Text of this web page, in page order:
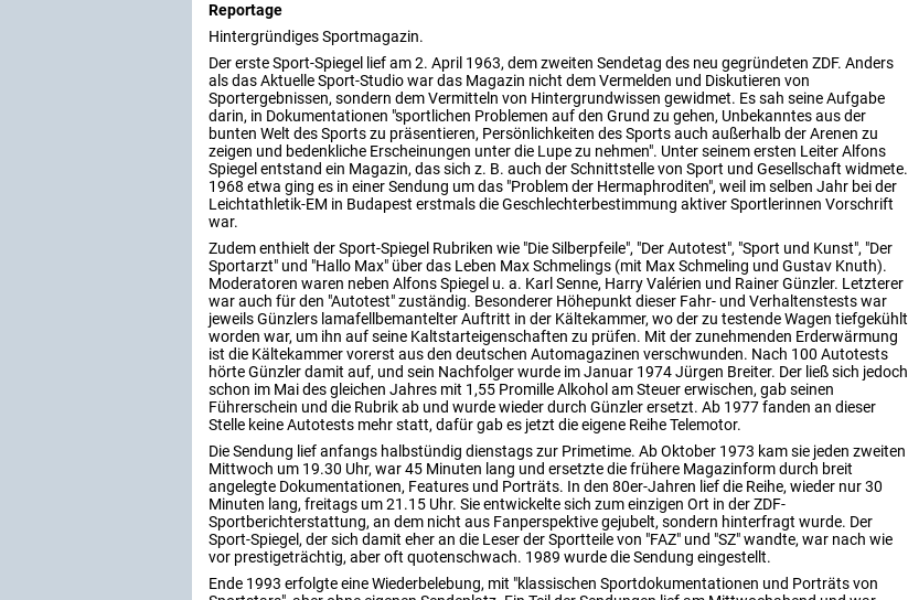
Reportage
Hintergründiges Sportmagazin.
Der erste Sport-Spiegel lief am 2. April 1963, dem zweiten Sendetag des neu gegründeten ZDF. Anders
als das Aktuelle Sport-Studio war das Magazin nicht dem Vermelden und Diskutieren von
Sportergebnissen, sondern dem Vermitteln von Hintergrundwissen gewidmet. Es sah seine Aufgabe
darin, in Dokumentationen "sportlichen Problemen auf den Grund zu gehen, Unbekanntes aus der
bunten Welt des Sports zu präsentieren, Persönlichkeiten des Sports auch außerhalb der Arenen zu
zeigen und bedenkliche Erscheinungen unter die Lupe zu nehmen". Unter seinem ersten Leiter Alfons
Spiegel entstand ein Magazin, das sich z. B. auch der Schnittstelle von Sport und Gesellschaft widmete.
1968 etwa ging es in einer Sendung um das "Problem der Hermaphroditen", weil im selben Jahr bei der
Leichtathletik-EM in Budapest erstmals die Geschlechterbestimmung aktiver Sportlerinnen Vorschrift
war.
Zudem enthielt der Sport-Spiegel Rubriken wie "Die Silberpfeile", "Der Autotest", "Sport und Kunst", "Der
Sportarzt" und "Hallo Max" über das Leben Max Schmelings (mit Max Schmeling und Gustav Knuth).
Moderatoren waren neben Alfons Spiegel u. a. Karl Senne, Harry Valérien und Rainer Günzler. Letzterer
war auch für den "Autotest" zuständig. Besonderer Höhepunkt dieser Fahr- und Verhaltenstests war
jeweils Günzlers lamafellbemantelter Auftritt in der Kältekammer, wo der zu testende Wagen tiefgekühlt
worden war, um ihn auf seine Kaltstarteigenschaften zu prüfen. Mit der zunehmenden Erderwärmung
ist die Kältekammer vorerst aus den deutschen Automagazinen verschwunden. Nach 100 Autotests
hörte Günzler damit auf, und sein Nachfolger wurde im Januar 1974 Jürgen Breiter. Der ließ sich jedoch
schon im Mai des gleichen Jahres mit 1,55 Promille Alkohol am Steuer erwischen, gab seinen
Führerschein und die Rubrik ab und wurde wieder durch Günzler ersetzt. Ab 1977 fanden an dieser
Stelle keine Autotests mehr statt, dafür gab es jetzt die eigene Reihe Telemotor.
Die Sendung lief anfangs halbstündig dienstags zur Primetime. Ab Oktober 1973 kam sie jeden zweiten
Mittwoch um 19.30 Uhr, war 45 Minuten lang und ersetzte die frühere Magazinform durch breit
angelegte Dokumentationen, Features und Porträts. In den 80er-Jahren lief die Reihe, wieder nur 30
Minuten lang, freitags um 21.15 Uhr. Sie entwickelte sich zum einzigen Ort in der ZDF-
Sportberichterstattung, an dem nicht aus Fanperspektive gejubelt, sondern hinterfragt wurde. Der
Sport-Spiegel, der sich damit eher an die Leser der Sportteile von "FAZ" und "SZ" wandte, war nach wie
vor prestigeträchtig, aber oft quotenschwach. 1989 wurde die Sendung eingestellt.
Ende 1993 erfolgte eine Wiederbelebung, mit "klassischen Sportdokumentationen und Porträts von